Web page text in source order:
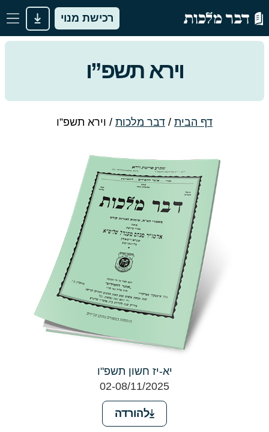
רכישת מנוי
וירא תשפ”ו
דף הבית / דבר מלכות / וירא תשפ”ו
יא-יז חשון תשפ"ו
02-08/11/2025
להורדה